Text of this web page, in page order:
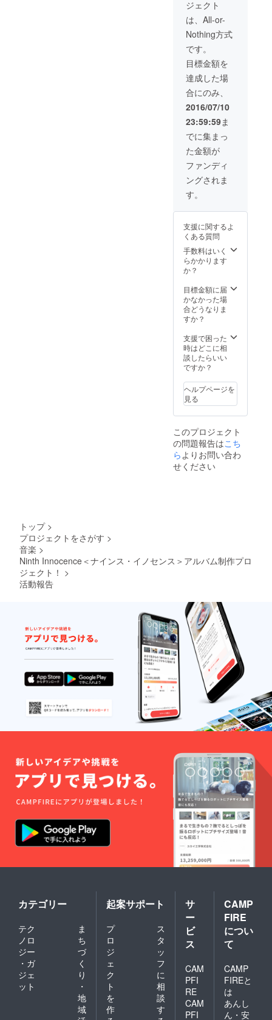
す。 完成したア
ルバムCD、メイ
キングDVDとと
もにCDに焼いて
お渡し致しま
す。
ジェクト
は、All-or-
Nothing方式
です。
目標金額を
達成した場
合にのみ、
2016/07/10
23:59:59ま
でに集まっ
た金額が
ファンディ
ングされま
す。
支援に関するよ
くある質問
手数料はいく
らかかります
か？
目標金額に届
かなかった場
合どうなりま
すか？
支援で困った
時はどこに相
談したらいい
ですか？
ヘルプページを
見る
このプロジェクト
の問題報告はこち
ら よりお問い合わ
せください
トップ >
プロジェクトをさがす >
音楽 >
Ninth Innocence＜ナインス・イノセンス＞アルバム制作プロ
ジェクト！ >
活動報告
カテゴリー
テク
ノロ
ジー
・ガ
ジェ
ット
ま
ち
づ
く
り
・
地
域
起案サポート
プ
ロ
ジ
ェ
ク
ト
を
作
ス
タ
ッ
フ
に
相
談
す
サ
ー
ビ
ス
CAM
PFI
RE
CAM
PFI
CAMP
FIRE
につい
て
CAMP
FIREと
は
あんし
ん・安